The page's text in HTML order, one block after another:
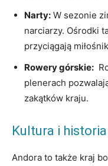
Narty: W sezonie
narciarzy.⁢ Ośrodki
przyciągają
Rowery górskie:
plenerach
zakątków kraju.
Kultura i historia
Andora to ​także kraj